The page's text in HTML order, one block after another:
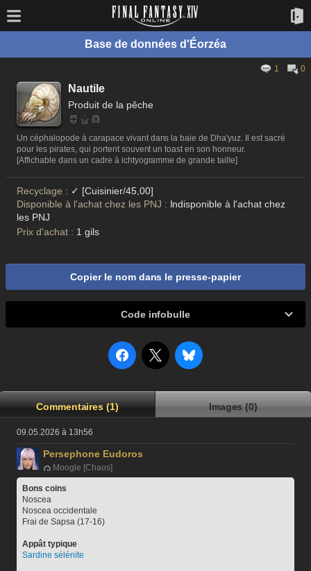
Base de données d'Éorzéa
1 0
Nautile
Produit de la pêche
Un céphalopode à carapace vivant dans la baie de Dha'yuz. Il est sacré
pour les pirates, qui portent souvent un toast en son honneur.
[Affichable dans un cadre à ichtyogramme de grande taille]
Recyclage : ✓ [Cuisinier/45,00]
Disponible à l'achat chez les PNJ : Indisponible à l'achat chez
les PNJ
Prix d'achat : 1 gils
Copier le nom dans le presse-papier
Code infobulle
Commentaires (1) Images (0)
09.05.2026 à 13h56
Persephone Eudoros
Moogle [Chaos]
Bons coins
Noscea
Noscea occidentale
Frai de Sapsa (17-16)
Appât typique
Sardine sélénite